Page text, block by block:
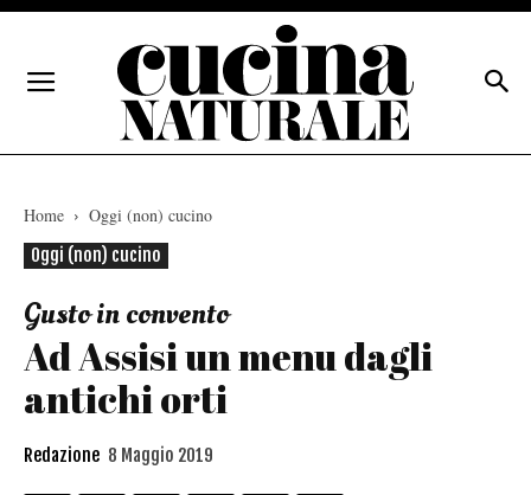
Home
Oggi (non) cucino
Oggi (non) cucino
Gusto in convento
Ad Assisi un menu dagli
antichi orti
Redazione 8 Maggio 2019